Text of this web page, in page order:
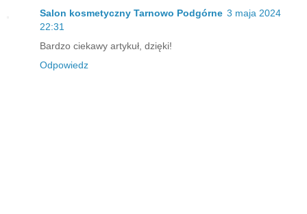
Salon kosmetyczny Tarnowo Podgórne 3 maja 2024
22:31
Bardzo ciekawy artykuł, dzięki!
Odpowiedz